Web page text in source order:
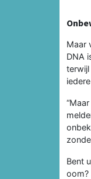
Maar
DNA
terwijl
Bent
oom?